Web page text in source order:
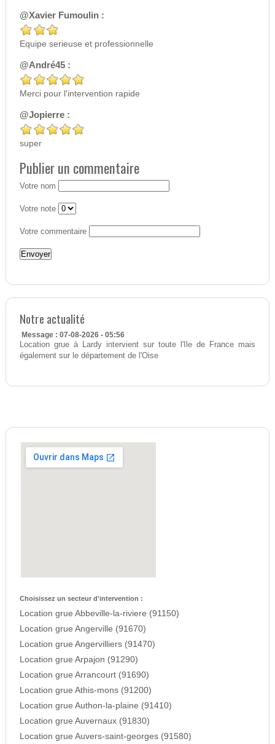
@Xavier Fumoulin :
Equipe serieuse et professionnelle
@André45 :
Merci pour l'intervention rapide
@Jopierre :
super
Publier un commentaire
Votre nom
Votre note
Votre commentaire
Notre actualité
Message : 07-08-2026 - 05:56
Location grue à Lardy intervient sur toute l'Ile de France mais
également sur le département de l'Oise
Choisissez un secteur d'intervention :
Location grue Abbeville-la-riviere (91150)
Location grue Angerville (91670)
Location grue Angervilliers (91470)
Location grue Arpajon (91290)
Location grue Arrancourt (91690)
Location grue Athis-mons (91200)
Location grue Authon-la-plaine (91410)
Location grue Auvernaux (91830)
Location grue Auvers-saint-georges (91580)